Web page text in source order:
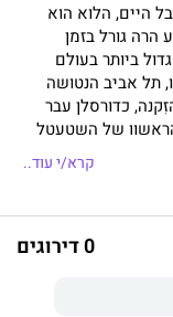
היים, הלוא הוא
הרה גורל בזמן
ביותר בעולם
תל אביב הנטושה
כדורסלן עבר
הראשון של השטעטל
כשהם מגיעים
אהבה גורלית
בין בנים לאבותיהם
זהו סיפור מסע
השואה
קרא/י עוד..
0 דירוגים